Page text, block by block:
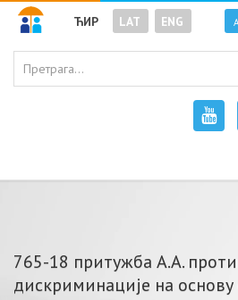
ЋИР LAT ENG
765-18 притужба А.А.
дискриминације на основу